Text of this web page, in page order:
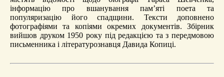
інформацію про вшанування пам’яті поета та
популяризацію його спадщини. Тексти доповнено
фотографіями та копіями окремих документів. Збірник
вийшов друком 1950 року під редакцією та з передмовою
письменника і літературознавця Давида Копиці.